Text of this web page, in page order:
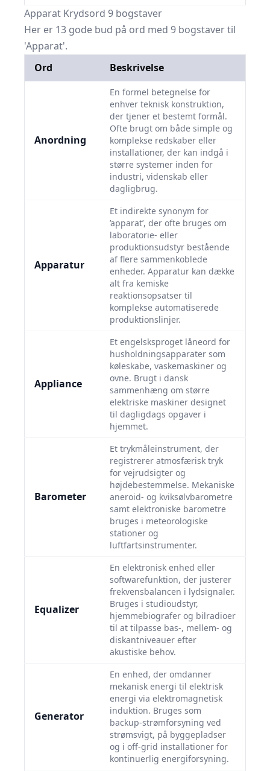
Apparat Krydsord 9 bogstaver
Her er 13 gode bud på ord med 9 bogstaver til
'Apparat'.
Ord
Beskrivelse
Anordning
En formel betegnelse for
enhver teknisk konstruktion,
der tjener et bestemt formål.
Ofte brugt om både simple og
komplekse redskaber eller
installationer, der kan indgå i
større systemer inden for
industri, videnskab eller
dagligbrug.
Apparatur
Et indirekte synonym for
’apparat’, der ofte bruges om
laboratorie- eller
produktionsudstyr bestående
af flere sammenkoblede
enheder. Apparatur kan dække
alt fra kemiske
reaktionsopsatser til
komplekse automatiserede
produktionslinjer.
Appliance
Et engelsksproget låneord for
husholdningsapparater som
køleskabe, vaskemaskiner og
ovne. Brugt i dansk
sammenhæng om større
elektriske maskiner designet
til dagligdags opgaver i
hjemmet.
Barometer
Et trykmåleinstrument, der
registrerer atmosfærisk tryk
for vejrudsigter og
højdebestemmelse. Mekaniske
aneroid- og kviksølvbarometre
samt elektroniske barometre
bruges i meteorologiske
stationer og
luftfartsinstrumenter.
Equalizer
En elektronisk enhed eller
softwarefunktion, der justerer
frekvensbalancen i lydsignaler.
Bruges i studioudstyr,
hjemmebiografer og bilradioer
til at tilpasse bas-, mellem- og
diskantniveauer efter
akustiske behov.
Generator
En enhed, der omdanner
mekanisk energi til elektrisk
energi via elektromagnetisk
induktion. Bruges som
backup-strømforsyning ved
strømsvigt, på byggepladser
og i off-grid installationer for
kontinuerlig energiforsyning.